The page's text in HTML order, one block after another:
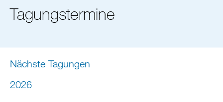
sich
hier:
Tagungstermine
Nächste Tagungen
2026